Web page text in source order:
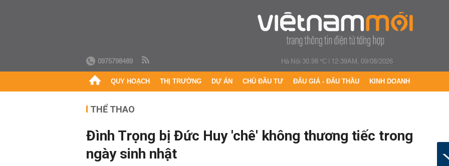
0975798489 Hà Nội 30.98 °C| 12:39AM, 09/08/2026
QUY HOẠCH THỊ TRƯỜNG DỰ ÁN CHỦ ĐẦU TƯ ĐẤU GIÁ - ĐẤU THẦU KINH DOANH
THỂ THAO
Đình Trọng bị Đức Huy 'chê' không thương tiếc trong
ngày sinh nhật